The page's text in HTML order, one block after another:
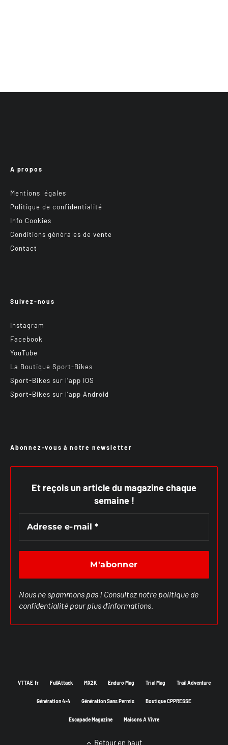
A propos
Mentions légales
Politique de confidentialité
Info Cookies
Conditions générales de vente
Contact
Suivez-nous
Instagram
Facebook
YouTube
La Boutique Sport-Bikes
Sport-Bikes sur l’app IOS
Sport-Bikes sur l’app Android
Abonnez-vous à notre newsletter
Et reçois un article du magazine chaque
semaine !
Nous ne spammons pas ! Consultez notre politique de
confidentialité pour plus d’informations.
VTTAE.fr FullAttack MX2K Enduro Mag Trial Mag Trail Adventure
Génération 4×4 Génération Sans Permis Boutique CPPRESSE
Escapade Magazine Maisons A Vivre
Retour en haut